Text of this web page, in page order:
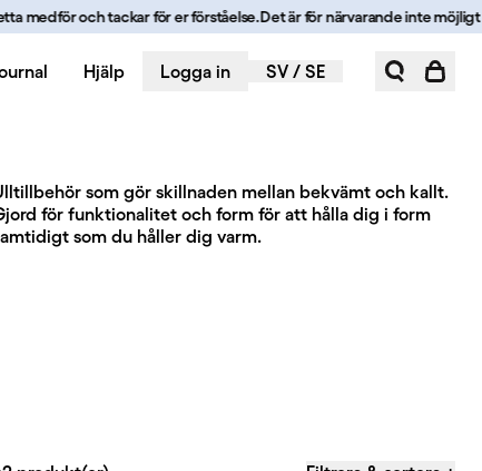
och tackar för er förståelse.Det är för närvarande inte möjligt
Hjälp Logga in SV / SE
som gör skillnaden mellan bekvämt och kallt.
för funktionalitet och form för att hålla dig i form
som du håller dig varm.